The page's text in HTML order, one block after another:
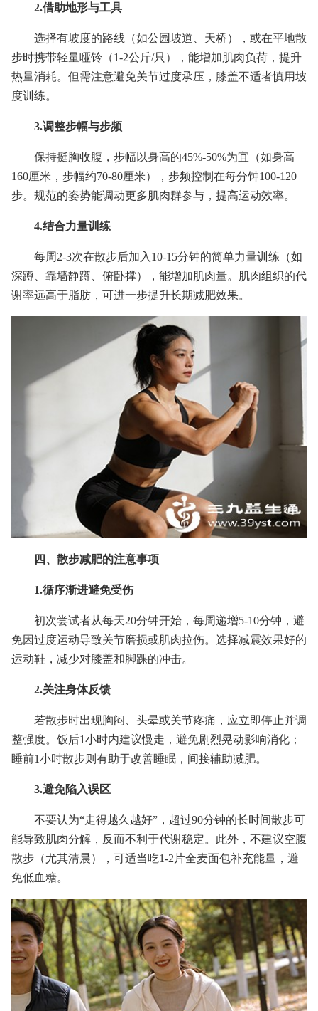
2.借助地形与工具
选择有坡度的路线（如公园坡道、天桥），或在平地散
步时携带轻量哑铃（1-2公斤/只），能增加肌肉负荷，提升
热量消耗。但需注意避免关节过度承压，膝盖不适者慎用坡
度训练。
3.调整步幅与步频
保持挺胸收腹，步幅以身高的45%-50%为宜（如身高
160厘米，步幅约70-80厘米），步频控制在每分钟100-120
步。规范的姿势能调动更多肌肉群参与，提高运动效率。
4.结合力量训练
每周2-3次在散步后加入10-15分钟的简单力量训练（如
深蹲、靠墙静蹲、俯卧撑），能增加肌肉量。肌肉组织的代
谢率远高于脂肪，可进一步提升长期减肥效果。
四、散步减肥的注意事项
1.循序渐进避免受伤
初次尝试者从每天20分钟开始，每周递增5-10分钟，避
免因过度运动导致关节磨损或肌肉拉伤。选择减震效果好的
运动鞋，减少对膝盖和脚踝的冲击。
2.关注身体反馈
若散步时出现胸闷、头晕或关节疼痛，应立即停止并调
整强度。饭后1小时内建议慢走，避免剧烈晃动影响消化；
睡前1小时散步则有助于改善睡眠，间接辅助减肥。
3.避免陷入误区
不要认为“走得越久越好”，超过90分钟的长时间散步可
能导致肌肉分解，反而不利于代谢稳定。此外，不建议空腹
散步（尤其清晨），可适当吃1-2片全麦面包补充能量，避
免低血糖。